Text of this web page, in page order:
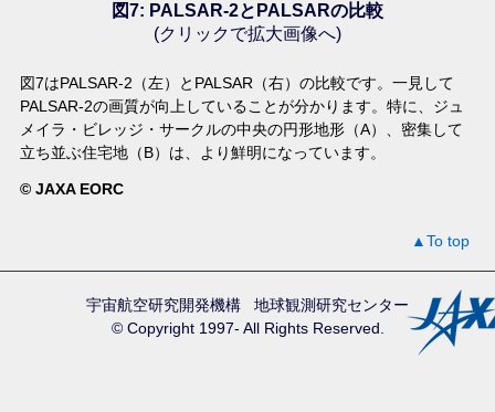
図7: PALSAR-2とPALSARの比較
(クリックで拡大画像へ)
図7はPALSAR-2（左）とPALSAR（右）の比較です。一見して
PALSAR-2の画質が向上していることが分かります。特に、ジュ
メイラ・ビレッジ・サークルの中央の円形地形（A）、密集して
立ち並ぶ住宅地（B）は、より鮮明になっています。
© JAXA EORC
▲To top
宇宙航空研究開発機構
地球観測研究センター
© Copyright 1997- All Rights Reserved.